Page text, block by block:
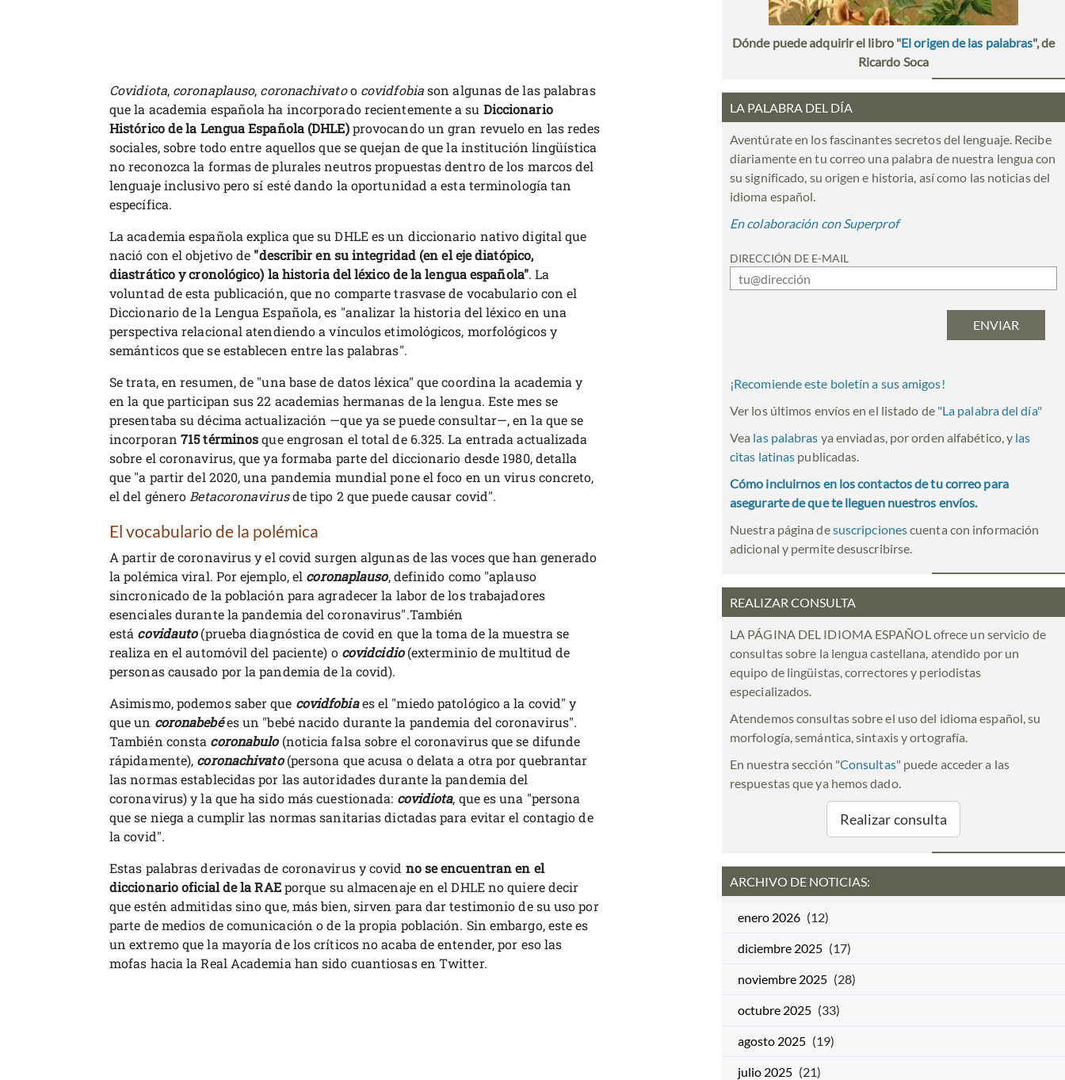
Covidiota, coronaplauso, coronachivatoo covidfobiason algunas de las palabras
que la academia española ha incorporado recientemente a su Diccionario
Histórico de la Lengua Española (DHLE)provocando un gran revuelo en las redes
sociales, sobre todo entre aquellos que se quejan de que la institución lingüística
no reconozca la formas de plurales neutros propuestas dentro de los marcos del
lenguaje inclusivo pero sí esté dando la oportunidad a esta terminología tan
específica.
La academia española explica que su DHLE es un diccionario nativo digital que
nació con el objetivo de "describir en su integridad (en el eje diatópico,
diastrático y cronológico) la historia del léxico de la lengua española". La
voluntad de esta publicación, que no comparte trasvase de vocabulario con el
Diccionario de la Lengua Española, es "analizar la historia del léxico en una
perspectiva relacional atendiendo a vínculos etimológicos, morfológicos y
semánticos que se establecen entre las palabras".
Se trata, en resumen, de "una base de datos léxica" que coordina la academia y
en la que participan sus 22 academias hermanas de la lengua. Este mes se
presentaba su décima actualización —que ya se puede consultar—, en la que se
incorporan715 términosque engrosan el total de 6.325. La entrada actualizada
sobre el coronavirus, que ya formaba parte del diccionario desde 1980, detalla
que "a partir del 2020, una pandemia mundial pone el foco en un virus concreto,
el del género Betacoronavirusde tipo 2 que puede causar covid".
El vocabulario de la polémica
A partir de coronavirus y el covid surgen algunas de las voces que han generado
la polémica viral. Por ejemplo, el coronaplauso, definido como "aplauso
sincronicado de la población para agradecer la labor de los trabajadores
esenciales durante la pandemia del coronavirus".También
está covidauto (prueba diagnóstica de covid en que la toma de la muestra se
realiza en el automóvil del paciente) o covidcidio(exterminio de multitud de
personas causado por la pandemia de la covid).
Asimismo, podemos saber que covidfobia es el "miedo patológico a la covid" y
que un coronabebé es un "bebé nacido durante la pandemia del coronavirus".
También consta coronabulo(noticia falsa sobre el coronavirus que se difunde
rápidamente), coronachivato(persona que acusa o delata a otra por quebrantar
las normas establecidas por las autoridades durante la pandemia del
coronavirus) y la que ha sido más cuestionada: covidiota, que es una "persona
que se niega a cumplir las normas sanitarias dictadas para evitar el contagio de
la covid".
Estas palabras derivadas de coronavirus y covid no se encuentran en el
diccionario oficial de la RAEporque su almacenaje en el DHLE no quiere decir
que estén admitidas sino que, más bien, sirven para dar testimonio de su uso por
parte de medios de comunicación o de la propia población. Sin embargo, este es
un extremo que la mayoría de los críticos no acaba de entender, por eso las
mofas hacia la Real Academia han sido cuantiosas en Twitter.
Dónde puede adquirir el libro "El origen de las palabras", de
Ricardo Soca
LA PALABRA DEL DÍA
Aventúrate en los fascinantes secretos del lenguaje. Recibe
diariamente en tu correo una palabra de nuestra lengua con
su significado, su origen e historia, así como las noticias del
idioma español.
En colaboración con Superprof
DIRECCIÓN DE E-MAIL
¡Recomiende este boletín a sus amigos!
Ver los últimos envíos en el listado de "La palabra del día"
Vea las palabras ya enviadas, por orden alfabético, y las
citas latinas publicadas.
Cómo incluirnos en los contactos de tu correo para
asegurarte de que te lleguen nuestros envíos.
Nuestra página desuscripcionescuenta con información
adicional y permite desuscribirse.
REALIZAR CONSULTA
LA PÁGINA DEL IDIOMA ESPAÑOL ofrece un servicio de
consultas sobre la lengua castellana, atendido por un
equipo de lingüistas, correctores y periodistas
especializados.
Atendemos consultas sobre el uso del idioma español, su
morfología, semántica, sintaxis y ortografía.
En nuestra sección "Consultas" puede acceder a las
respuestas que ya hemos dado.
Realizar consulta
ARCHIVO DE NOTICIAS:
enero 2026 (12)
diciembre 2025 (17)
noviembre 2025 (28)
octubre 2025 (33)
agosto 2025 (19)
julio 2025 (21)